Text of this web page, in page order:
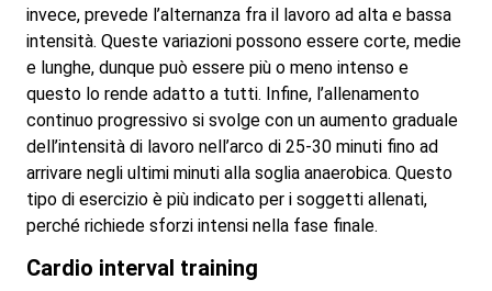
invece, prevede l’alternanza fra il lavoro ad alta e bassa
intensità. Queste variazioni possono essere corte, medie
e lunghe, dunque può essere più o meno intenso e
questo lo rende adatto a tutti. Infine, l’allenamento
continuo progressivo si svolge con un aumento graduale
dell’intensità di lavoro nell’arco di 25-30 minuti fino ad
arrivare negli ultimi minuti alla soglia anaerobica. Questo
tipo di esercizio è più indicato per i soggetti allenati,
perché richiede sforzi intensi nella fase finale.
Cardio interval training